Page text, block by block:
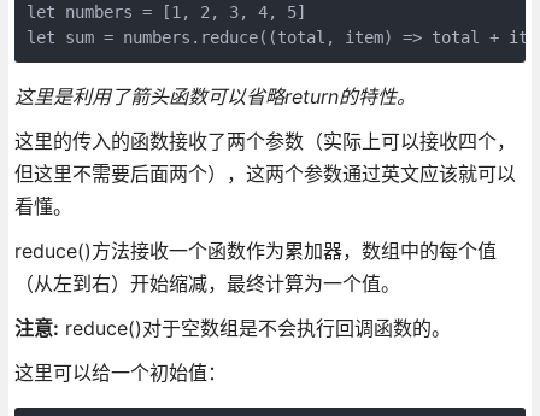
let numbers = [1, 2, 3, 4, 5]
这里是利用了箭头函数可以省略return的特性。
这里的传入的函数接收了两个参数（实际上可以接收四个，
但这里不需要后面两个），这两个参数通过英文应该就可以
看懂。
reduce()方法接收一个函数作为累加器，数组中的每个值
（从左到右）开始缩减，最终计算为一个值。
注意: reduce()对于空数组是不会执行回调函数的。
这里可以给一个初始值：